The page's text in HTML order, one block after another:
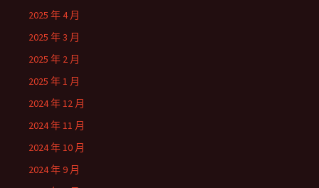
2025 年 4 月
2025 年 3 月
2025 年 2 月
2025 年 1 月
2024 年 12 月
2024 年 11 月
2024 年 10 月
2024 年 9 月